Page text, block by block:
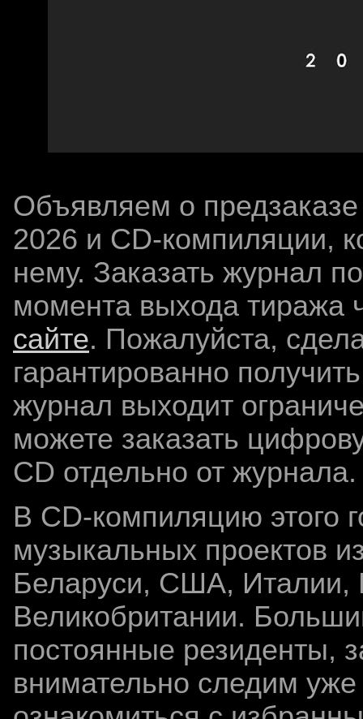
Объявляем о
2026 и CD-компиляции,
нему. Заказать журнал
момента выхода тиража
сайте. Пожалуйста,
гарантированно
журнал выходит
можете заказать
CD отдельно от журнала.
В CD-компиляцию этого
музыкальных проектов
Беларуси, США, Италии,
Великобритании.
постоянные резиденты,
внимательно следим